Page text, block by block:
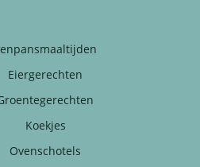
Eiergerechten
Koekjes
Ovenschotels